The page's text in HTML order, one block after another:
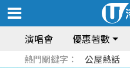
演唱會 優惠著數
熱門關鍵字： 公屋熱話